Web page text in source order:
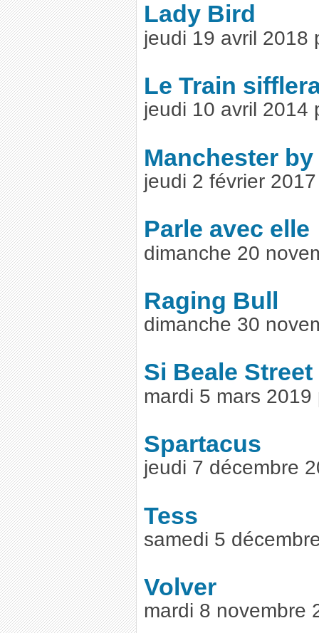
Lady Bird
jeudi 19 avril 2018
Le Train
jeudi 10 avril 2014
Manchester by
jeudi 2 février
Parle avec elle
dimanche 20
Raging Bull
dimanche 30
Si Beale
mardi 5 mars 2019
Spartacus
jeudi 7 décembre
Tess
samedi 5
Volver
mardi 8 novembre